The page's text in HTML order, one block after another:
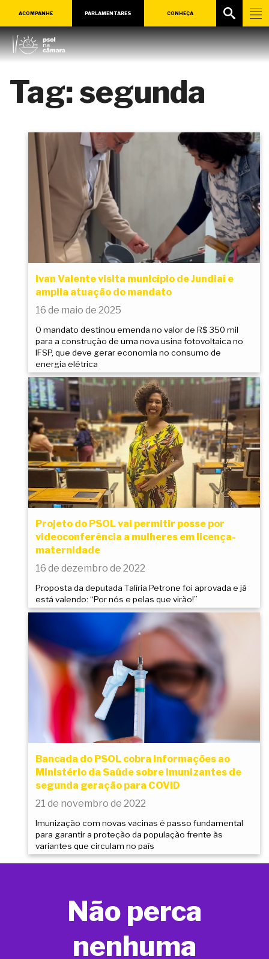
ACOMPANHE PARLAMENTARES CONHEÇA
Tag:segunda
Ivan Valente visita município de Jundiaí e
amplia atuação do mandato
16 de maio de 2025
O mandato destinou emenda no valor de R$ 350 mil
para a construção de uma nova usina fotovoltaica no
IFSP, que deve gerar economia no consumo de
energia elétrica
Projeto do PSOL vai permitir posse por
videoconferência a mulheres em licença-
maternidade
16 de dezembro de 2022
Proposta da deputada Talíria Petrone foi aprovada e já
está valendo: “Por nós e pelas que virão!”
Bancada do PSOL cobra informações ao
Ministério da Saúde sobre imunizantes de
segunda geração para COVID
21 de novembro de 2022
Imunização com novas vacinas é passo fundamental
para garantir a proteção da população frente às
variantes que circulam no país
Não perca
nenhuma